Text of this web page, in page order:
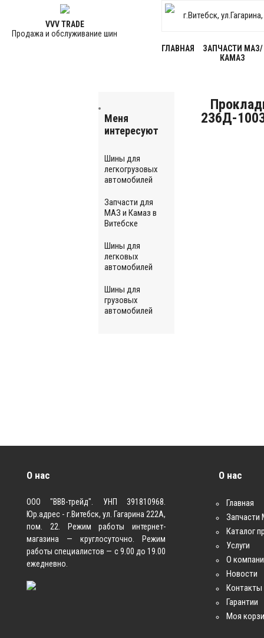
VVV TRADE
Продажа и обслуживание шин
г.Витебск,
ГЛАВНАЯ
ЗАПЧАСТИ МАЗ/
КАМАЗ
236Д-
Меня
интересуют
Шины для
легкогрузовых
автомобилей
Запчасти для
МАЗ и Камаз в
Витебске
Шины для
легковых
автомобилей
Шины для
грузовых
автомобилей
О нас
ООО "ВВВ-трейд". УНП 391810968.
Юр.адрес - г.Витебск, ул. Гагарина 222А,
пом. 22. Режим работы интернет-
магазина — круглосуточно. Режим
работы специалистов — с 9.00 до 19.00
ежедневно.
О нас
Главная
Каталог
Услуги
О
Новости
Контакты
Гарантии
Моя